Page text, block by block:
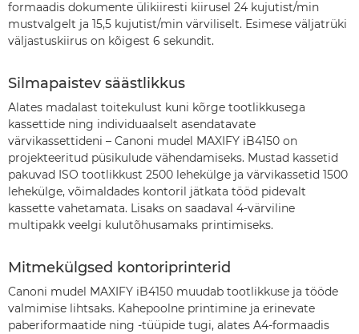
formaadis dokumente ülikiiresti kiirusel 24 kujutist/min
mustvalgelt ja 15,5 kujutist/min värviliselt. Esimese väljatrüki
väljastuskiirus on kõigest 6 sekundit.
Silmapaistev säästlikkus
Alates madalast toitekulust kuni kõrge tootlikkusega
kassettide ning individuaalselt asendatavate
värvikassettideni – Canoni mudel MAXIFY iB4150 on
projekteeritud püsikulude vähendamiseks. Mustad kassetid
pakuvad ISO tootlikkust 2500 lehekülge ja värvikassetid 1500
lehekülge, võimaldades kontoril jätkata tööd pidevalt
kassette vahetamata. Lisaks on saadaval 4-värviline
multipakk veelgi kulutõhusamaks printimiseks.
Mitmekülgsed kontoriprinterid
Canoni mudel MAXIFY iB4150 muudab tootlikkuse ja tööde
valmimise lihtsaks. Kahepoolne printimine ja erinevate
paberiformaatide ning -tüüpide tugi, alates A4-formaadis